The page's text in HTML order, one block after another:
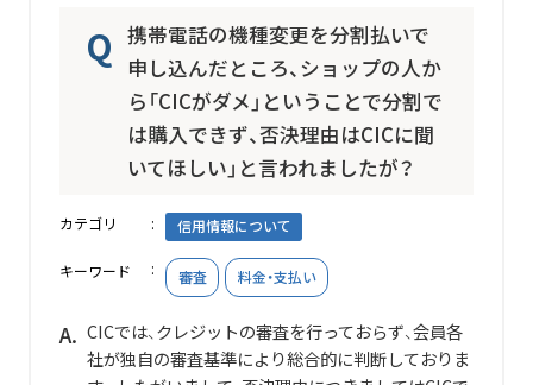
携帯電話の機種変更を分割払いで
申し込んだところ、ショップの人か
ら「CICがダメ」ということで分割で
は購入できず、否決理由はCICに聞
いてほしい」と言われましたが？
カテゴリ 信用情報について
キーワード 審査 料金・支払い
CICでは、クレジットの審査を行っておらず、会員各
社が独自の審査基準により総合的に判断しておりま